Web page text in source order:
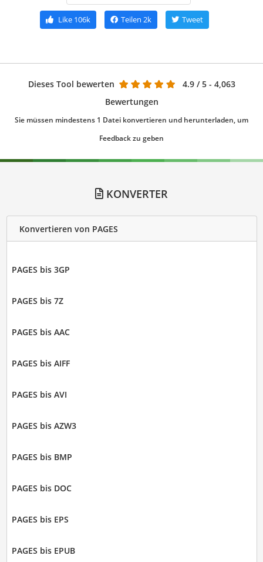
Like 106k Teilen 2k Tweet
Dieses Tool bewerten 4.9 / 5 - 4,063
Bewertungen
Sie müssen mindestens 1 Datei konvertieren und herunterladen, um
Feedback zu geben
KONVERTER
Konvertieren von PAGES
PAGES bis 3GP
PAGES bis 7Z
PAGES bis AAC
PAGES bis AIFF
PAGES bis AVI
PAGES bis AZW3
PAGES bis BMP
PAGES bis DOC
PAGES bis EPS
PAGES bis EPUB